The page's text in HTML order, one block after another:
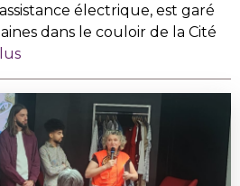
électrique, est garé
dans le couloir de la Cité